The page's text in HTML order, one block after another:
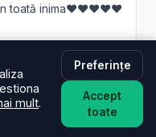
toată inima❤️❤️❤️❤️❤️
27.11.2025
atunci când comanda
mult.
Preferințe
Accept
toate